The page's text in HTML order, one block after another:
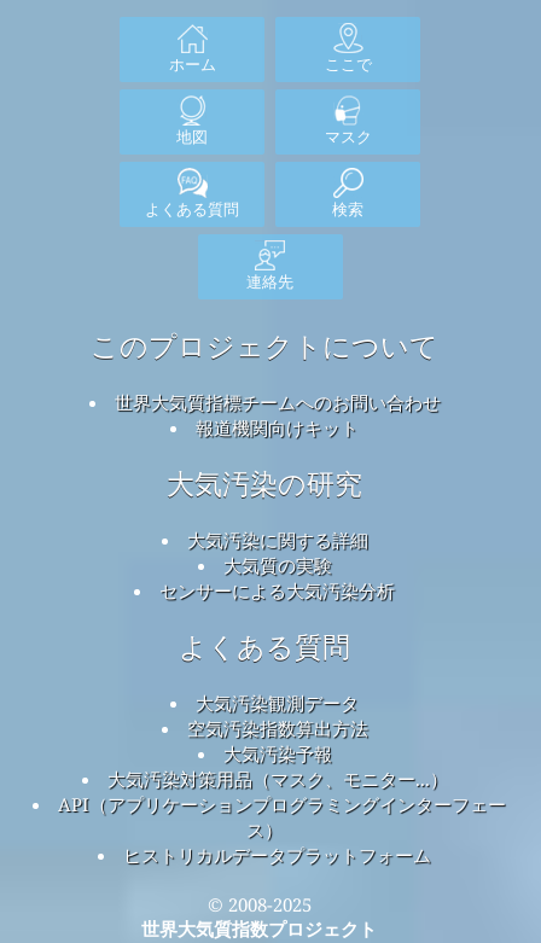
ホーム ここで
地図 マスク
よくある質問 検索
連絡先
このプロジェクトについて
世界大気質指標チームへのお問い合わせ
報道機関向けキット
大気汚染の研究
大気汚染に関する詳細
大気質の実験
センサーによる大気汚染分析
よくある質問
大気汚染観測データ
空気汚染指数算出方法
大気汚染予報
大気汚染対策用品（マスク、モニター...）
API（アプリケーションプログラミングインターフェー
ス）
ヒストリカルデータプラットフォーム
© 2008-2025
世界大気質指数プロジェクト